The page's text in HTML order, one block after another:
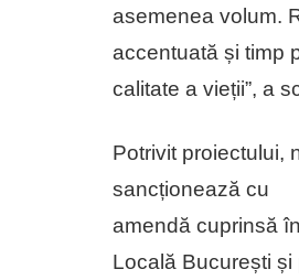
asemenea volum.
accentuată și timp
calitate a vieții”, a
Potrivit proiectului,
sancționează cu
amendă cuprinsă
Locală București și